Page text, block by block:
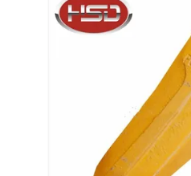
POLICY